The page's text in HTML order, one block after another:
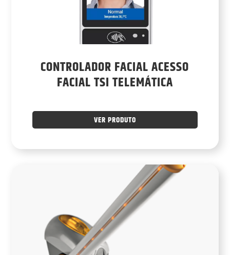
CONTROLADOR FACIAL ACESSO
FACIAL TSI TELEMÁTICA
VER PRODUTO